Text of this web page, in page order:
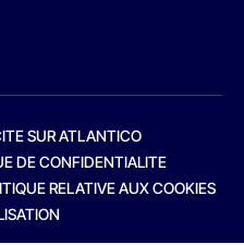
SUR ATLANTICO
DE CONFIDENTIALITE
RELATIVE AUX COOKIES